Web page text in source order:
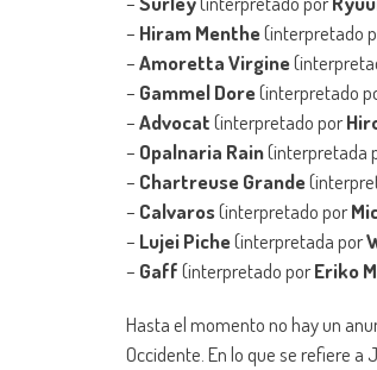
– Hiram Menthe(interpretado
–Amoretta Virgine
– Gammel Dore(interpretado
–Advocat(interpretado por
– Opalnaria Rain(interpretada
– Chartreuse Grande
– Calvaros(interpretado por
– Lujei Piche(interpretada por
– Gaff(interpretado porEriko
Hasta el momento no hay un
Occidente. En lo que se refiere a